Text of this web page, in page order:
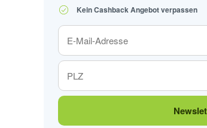
Kein Cashback Angebot verpassen